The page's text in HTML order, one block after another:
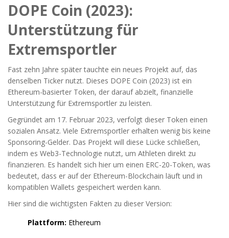
DOPE Coin (2023):
Unterstützung für
Extremsportler
Fast zehn Jahre später tauchte ein neues Projekt auf, das
denselben Ticker nutzt. Dieses DOPE Coin (2023) ist ein
Ethereum-basierter Token, der darauf abzielt, finanzielle
Unterstützung für Extremsportler zu leisten.
Gegründet am 17. Februar 2023, verfolgt dieser Token einen
sozialen Ansatz. Viele Extremsportler erhalten wenig bis keine
Sponsoring-Gelder. Das Projekt will diese Lücke schließen,
indem es Web3-Technologie nutzt, um Athleten direkt zu
finanzieren. Es handelt sich hier um einen ERC-20-Token, was
bedeutet, dass er auf der Ethereum-Blockchain läuft und in
kompatiblen Wallets gespeichert werden kann.
Hier sind die wichtigsten Fakten zu dieser Version:
Plattform: Ethereum